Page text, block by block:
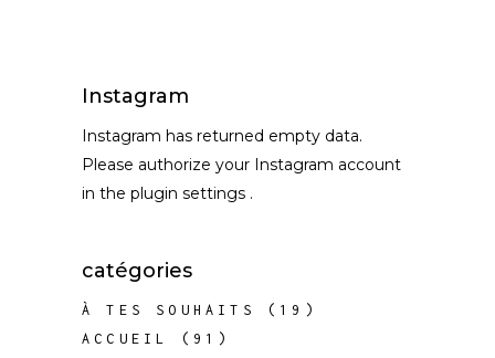
Instagram
Instagram has returned empty data.
Please authorize your Instagram account
in the plugin settings .
catégories
À TES SOUHAITS
(19)
ACCUEIL
(91)